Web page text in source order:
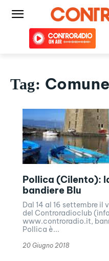
Tag:
Pollica (Cilento):
bandiere Blu
Dal 14 al 16 settembre il
del Controradioclub
www.controradio.it,
Pollica è...
20 Giugno 2018